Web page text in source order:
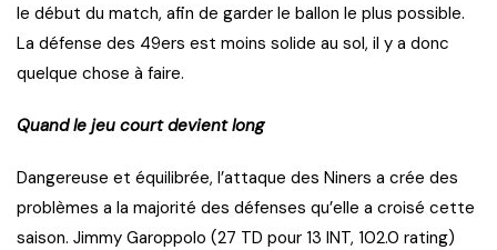
le début du match, afin de garder le ballon le plus possible.
La défense des 49ers est moins solide au sol, il y a donc
quelque chose à faire.
Quand le jeu court devient long
Dangereuse et équilibrée, l’attaque des Niners a crée des
problèmes a la majorité des défenses qu’elle a croisé cette
saison. Jimmy Garoppolo (27 TD pour 13 INT, 102.0 rating)